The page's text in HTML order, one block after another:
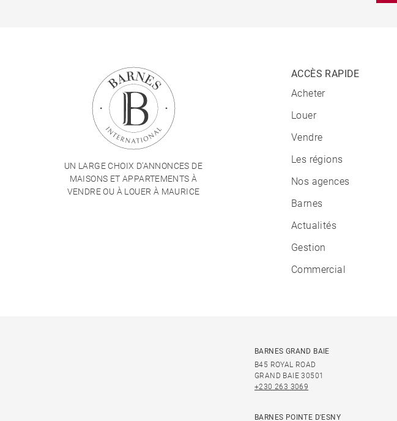
UN LARGE CHOIX D'ANNONCES DE
MAISONS ET APPARTEMENTS À
VENDRE OU À LOUER À MAURICE
ACCÈS RAPIDE
Acheter
Louer
Vendre
Les régions
Nos agences
Barnes
Actualités
Gestion
Commercial
BARNES GRAND BAIE
B45 ROYAL ROAD
GRAND BAIE 30501
+230 263 3069
BARNES POINTE D'ESNY